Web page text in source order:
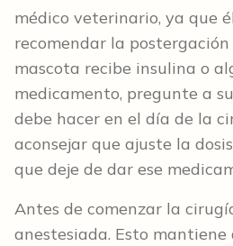
médico veterinario, ya que
recomendar la
mascota recibe insulina o
medicamento, pregunte a
debe hacer en el día de la
aconsejar que ajuste la
que deje de dar ese
Antes de comenzar la
anestesiada. Esto mantiene